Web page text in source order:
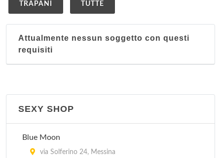
TRAPANI TUTTE
Attualmente nessun soggetto con questi
requisiti
SEXY SHOP
Blue Moon
via Solferino 24, Messina